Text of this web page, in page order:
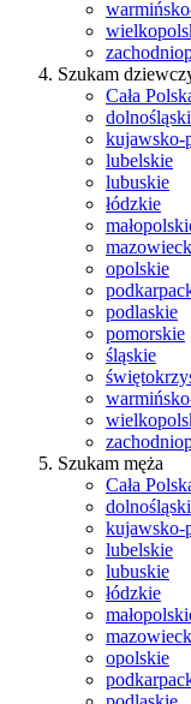
Szukam
Cała
kujawsko-
lubelskie
lubuskie
łódzkie
opolskie
podlaskie
pomorskie
śląskie
Szukam męża
Cała
kujawsko-
lubelskie
lubuskie
łódzkie
opolskie